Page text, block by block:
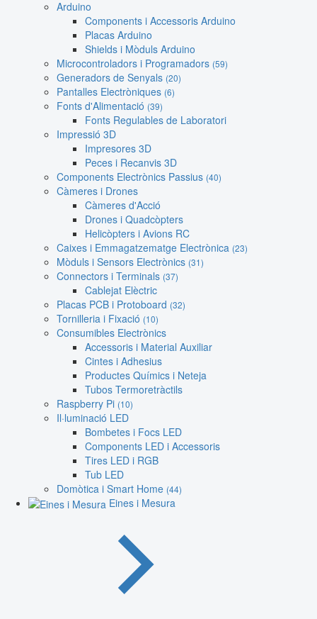
Arduino
Components i Accessoris Arduino
Placas Arduino
Shields i Mòduls Arduino
Microcontroladors i Programadors (59)
Generadors de Senyals (20)
Pantalles Electròniques (6)
Fonts d'Alimentació (39)
Fonts Regulables de Laboratori
Impressió 3D
Impresores 3D
Peces i Recanvis 3D
Components Electrònics Passius (40)
Càmeres i Drones
Càmeres d'Acció
Drones i Quadcòpters
Helicòpters i Avions RC
Caixes i Emmagatzematge Electrònica (23)
Mòduls i Sensors Electrònics (31)
Connectors i Terminals (37)
Cablejat Elèctric
Placas PCB i Protoboard (32)
Tornilleria i Fixació (10)
Consumibles Electrònics
Accessoris i Material Auxiliar
Cintes i Adhesius
Productes Químics i Neteja
Tubos Termoretràctils
Raspberry Pi (10)
Il·luminació LED
Bombetes i Focs LED
Components LED i Accessoris
Tires LED i RGB
Tub LED
Domòtica i Smart Home (44)
Eines i Mesura